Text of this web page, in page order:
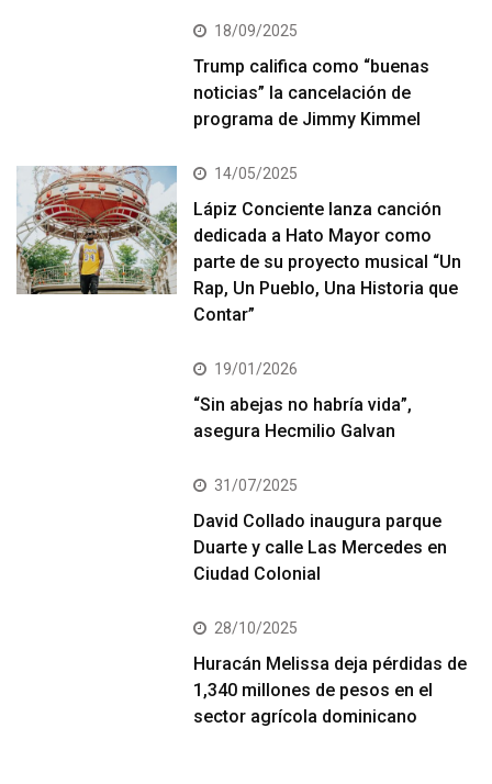
18/09/2025
Trump califica como “buenas
noticias” la cancelación de
programa de Jimmy Kimmel
14/05/2025
Lápiz Conciente lanza canción
dedicada a Hato Mayor como
parte de su proyecto musical “Un
Rap, Un Pueblo, Una Historia que
Contar”
19/01/2026
“Sin abejas no habría vida”,
asegura Hecmilio Galvan
31/07/2025
David Collado inaugura parque
Duarte y calle Las Mercedes en
Ciudad Colonial
28/10/2025
Huracán Melissa deja pérdidas de
1,340 millones de pesos en el
sector agrícola dominicano